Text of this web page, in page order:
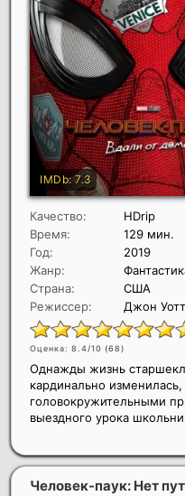
Качество:
HDrip
Время:
129 мин.
Год:
2019
Жанр:
Страна:
США
Режиссер:
Джон
Оценка: 8.4/10 (68)
Однажды жизнь
кардинально
головокружительными
выездного урока
Человек-паук: Нет